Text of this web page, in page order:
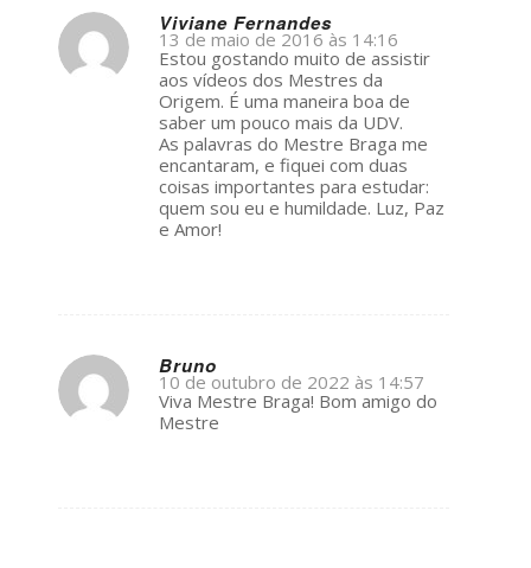
Viviane Fernandes
s
ays:
13 de maio de 2016 às 14:16
Estou gostando muito de assistir
aos vídeos dos Mestres da
Origem. É uma maneira boa de
saber um pouco mais da UDV.
As palavras do Mestre Braga me
encantaram, e fiquei com duas
coisas importantes para estudar:
quem sou eu e humildade. Luz, Paz
e Amor!
Bruno
s
ays:
10 de outubro de 2022 às 14:57
Viva Mestre Braga! Bom amigo do
Mestre